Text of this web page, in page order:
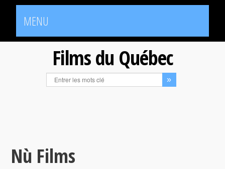
MENU
Films du Québec
Nù Films